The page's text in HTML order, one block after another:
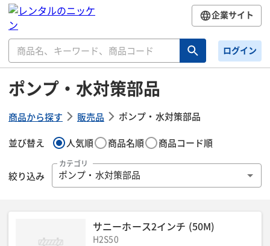
企業サイト
ログイン
ポンプ・水対策部品
商品から探す 販売品 ポンプ・水対策部品
並び替え 人気順 商品名順 商品コード順
絞り込み
カテゴリ
ポンプ・水対策部品
サニーホース2インチ (50M)
H2S50